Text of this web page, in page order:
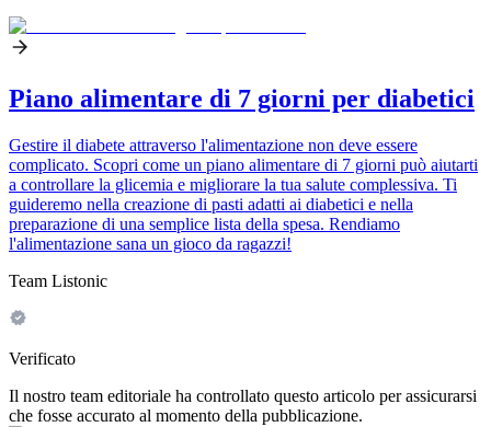
Piano alimentare di 7 giorni per diabetici
Gestire il diabete attraverso l'alimentazione non deve essere
complicato. Scopri come un piano alimentare di 7 giorni può aiutarti
a controllare la glicemia e migliorare la tua salute complessiva. Ti
guideremo nella creazione di pasti adatti ai diabetici e nella
preparazione di una semplice lista della spesa. Rendiamo
l'alimentazione sana un gioco da ragazzi!
Team Listonic
Verificato
Il nostro team editoriale ha controllato questo articolo per assicurarsi
che fosse accurato al momento della pubblicazione.